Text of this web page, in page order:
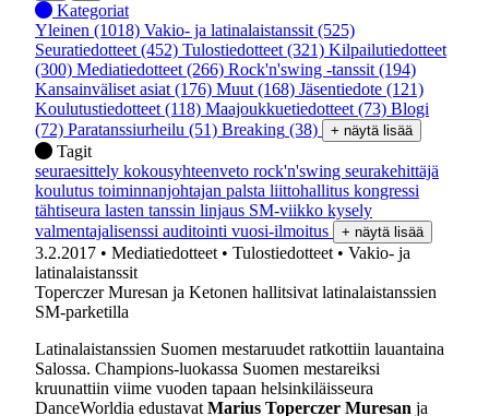
Kategoriat
Yleinen (1018) Vakio- ja latinalaistanssit (525)
Seuratiedotteet (452) Tulostiedotteet (321) Kilpailutiedotteet
(300) Mediatiedotteet (266) Rock'n'swing -tanssit (194)
Kansainväliset asiat (176) Muut (168) Jäsentiedote (121)
Koulutustiedotteet (118) Maajoukkuetiedotteet (73) Blogi
(72) Paratanssiurheilu (51) Breaking (38) + näytä lisää
Tagit
seuraesittely kokousyhteenveto rock'n'swing seurakehittäjä
koulutus toiminnanjohtajan palsta liittohallitus kongressi
tähtiseura lasten tanssin linjaus SM-viikko kysely
valmentajalisenssi auditointi vuosi-ilmoitus + näytä lisää
3.2.2017 • Mediatiedotteet • Tulostiedotteet • Vakio- ja
latinalaistanssit
Toperczer Muresan ja Ketonen hallitsivat latinalaistanssien
SM-parketilla
Latinalaistanssien Suomen mestaruudet ratkottiin lauantaina
Salossa. Champions-luokassa Suomen mestareiksi
kruunattiin viime vuoden tapaan helsinkiläisseura
DanceWorldia edustavat Marius Toperczer Muresan ja